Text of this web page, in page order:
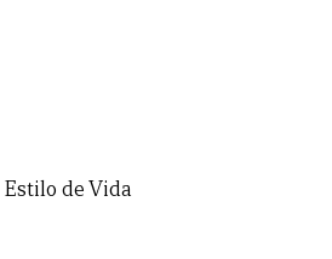
Estilo de Vida